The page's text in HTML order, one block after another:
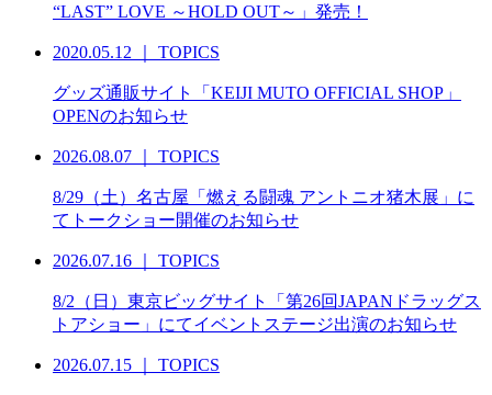
“LAST” LOVE ～HOLD OUT～」発売！
2020.05.12 TOPICS
グッズ通販サイト「KEIJI MUTO OFFICIAL SHOP」
OPENのお知らせ
2026.08.07 TOPICS
8/29（土）名古屋「燃える闘魂 アントニオ猪木展」に
てトークショー開催のお知らせ
2026.07.16 TOPICS
8/2（日）東京ビッグサイト「第26回JAPANドラッグス
トアショー」にてイベントステージ出演のお知らせ
2026.07.15 TOPICS